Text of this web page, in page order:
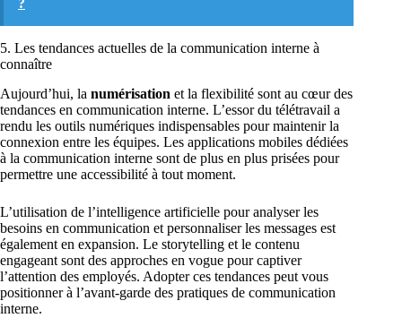
?
5. Les tendances actuelles de la communication interne à
connaître
Aujourd’hui, la numérisation et la flexibilité sont au cœur des
tendances en communication interne. L’essor du télétravail a
rendu les outils numériques indispensables pour maintenir la
connexion entre les équipes. Les applications mobiles dédiées
à la communication interne sont de plus en plus prisées pour
permettre une accessibilité à tout moment.
L’utilisation de l’intelligence artificielle pour analyser les
besoins en communication et personnaliser les messages est
également en expansion. Le storytelling et le contenu
engageant sont des approches en vogue pour captiver
l’attention des employés. Adopter ces tendances peut vous
positionner à l’avant-garde des pratiques de communication
interne.